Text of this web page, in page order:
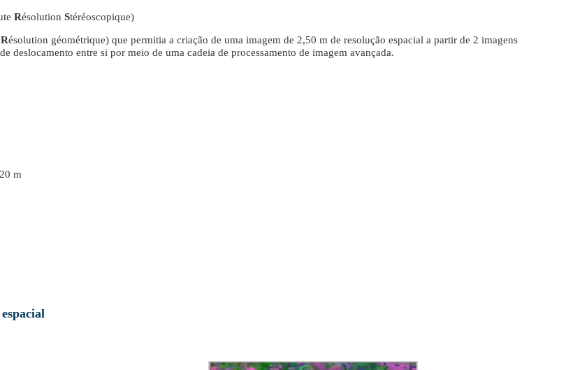
Résolution Stéréoscopique)
Résolution géométrique) que permitia a criação de uma imagem de 2,50 m de resolução espacial a partir de 2 imagens
deslocamento entre si por meio de uma cadeia de processamento de imagem avançada.
m